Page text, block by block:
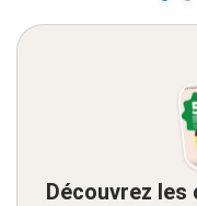
Découvrez